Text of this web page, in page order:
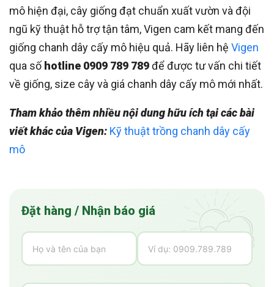
mô hiện đại, cây giống đạt chuẩn xuất vườn và đội
ngũ kỹ thuật hỗ trợ tận tâm, Vigen cam kết mang đến
giống chanh dây cấy mô hiệu quả. Hãy liên hệ Vigen
qua số hotline 0909 789 789để được tư vấn chi tiết
về giống, size cây và giá chanh dây cấy mô mới nhất.
Tham khảo thêm nhiều nội dung hữu ích tại các bài
viết khác của Vigen: Kỹ thuật trồng chanh dây cấy
mô
Đặt hàng / Nhận báo giá